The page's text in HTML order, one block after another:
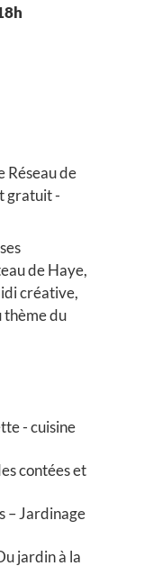
Réseau de
gratuit -
de Haye,
créative,
du
- cuisine
contées et
– Jardinage
jardin à la